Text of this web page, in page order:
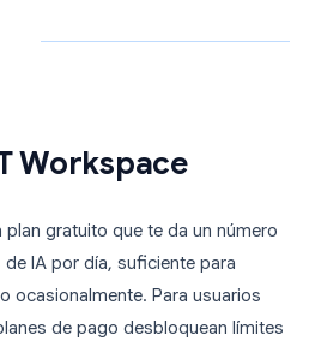
Workspace
gratuito que te da un número
IA por día, suficiente para
ocasionalmente. Para usuarios
de pago desbloquean límites